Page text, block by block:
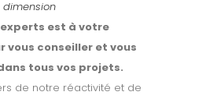
est à votre
vous conseiller et vous
tous vos projets.
de notre réactivité et de